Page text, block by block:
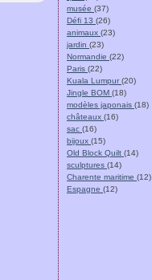
musée (37)
Défi 13 (26)
animaux (23)
jardin (23)
Normandie (22)
Paris (22)
Kuala Lumpur (20)
Jingle BOM (18)
modèles japonais (18)
châteaux (16)
sac (16)
bijoux (15)
Old Block Quilt (14)
sculptures (14)
Charente maritime (12)
Espagne (12)